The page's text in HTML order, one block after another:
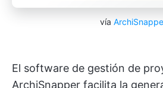
vía
El software de gestión de
ArchiSnapper facilita la